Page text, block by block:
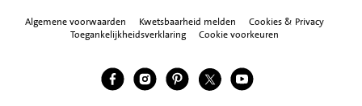
Algemene voorwaarden Kwetsbaarheid melden
Cookies & Privacy
Toegankelijkheidsverklaring
Cookie voorkeuren
Volg ons
Jumbo Facebook
Jumbo Instagram
Jumbo Pinterest
Jumbo Twitter
Jumbo YouTube